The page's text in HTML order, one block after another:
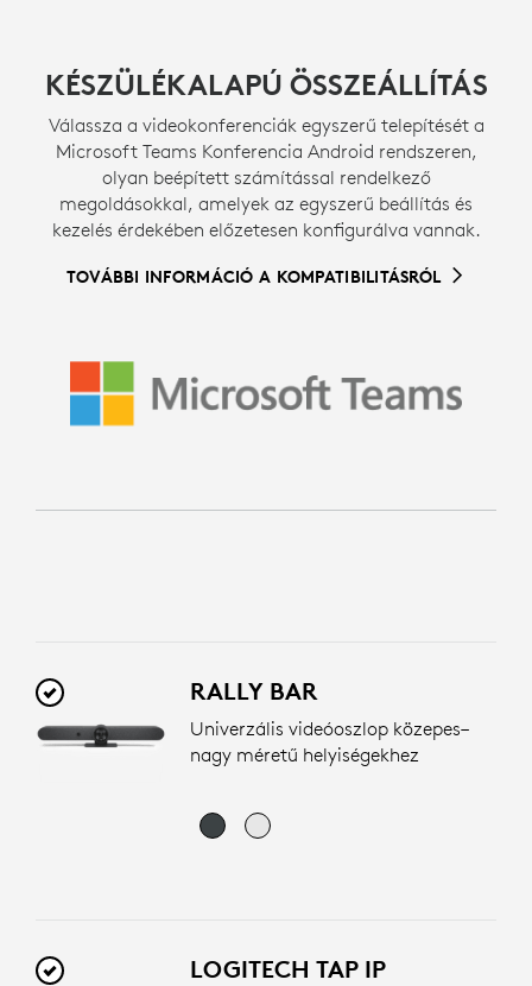
KÉSZÜLÉKALAPÚ ÖSSZEÁLLÍTÁS
Válassza a videokonferenciák egyszerű telepítését a
Microsoft Teams Konferencia Android rendszeren,
olyan beépített számítással rendelkező
megoldásokkal, amelyek az egyszerű beállítás és
kezelés érdekében előzetesen konfigurálva vannak.
TOVÁBBI INFORMÁCIÓ A KOMPATIBILITÁSRÓL
RALLY BAR
Univerzális videóoszlop közepes–
nagy méretű helyiségekhez
LOGITECH TAP IP